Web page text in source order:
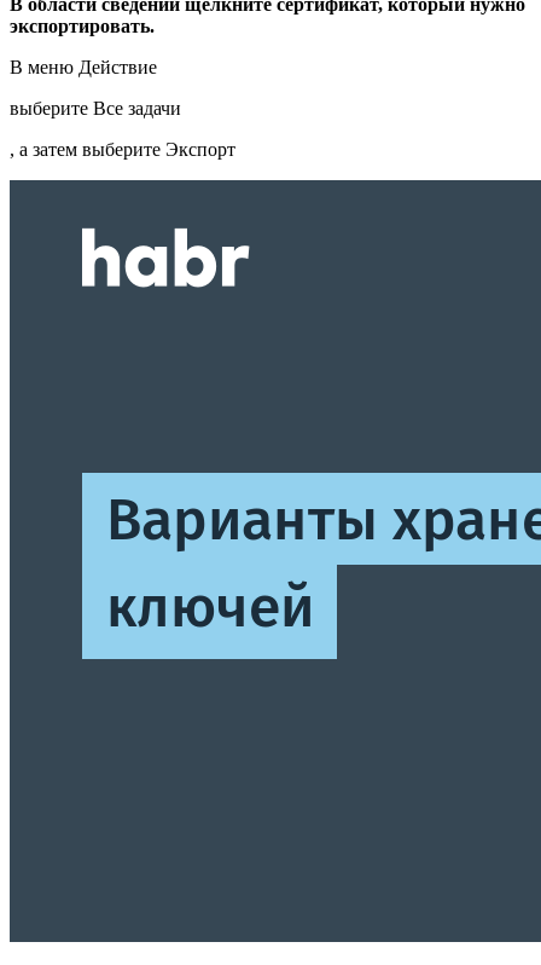
В области сведений щелкните сертификат, который нужно
экспортировать.
В меню Действие
выберите Все задачи
, а затем выберите Экспорт